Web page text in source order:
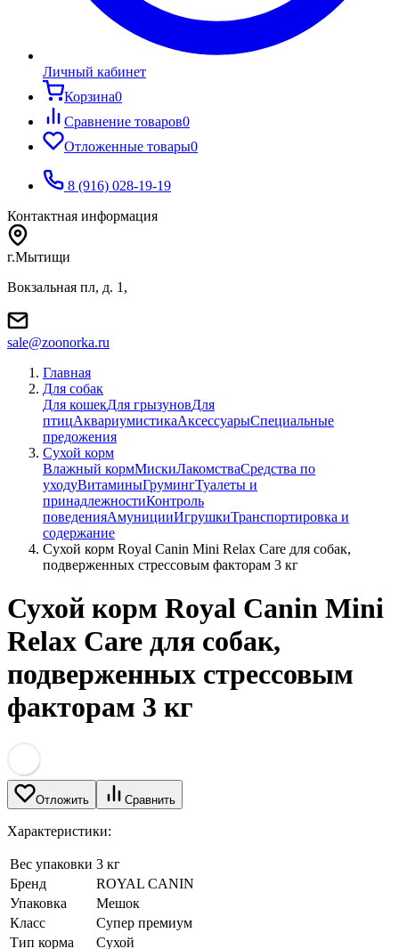
Личный кабинет
Корзина0
Сравнение товаров0
Отложенные товары0
8 (916) 028-19-19
Контактная информация
г.Мытищи
Вокзальная пл, д. 1,
sale@zoonorka.ru
Главная
Для собак
Для кошекДля грызуновДля
птицАквариумистикаАксессуарыСпециальные
предожения
Сухой корм
Влажный кормМискиЛакомстваСредства по
уходуВитаминыГрумингТуалеты и
принадлежностиКонтроль
поведенияАмуницииИгрушкиТранспортировка и
содержание
Сухой корм Royal Canin Mini Relax Care для собак,
подверженных стрессовым факторам 3 кг
Сухой корм Royal Canin Mini
Relax Care для собак,
подверженных стрессовым
факторам 3 кг
Отложить Сравнить
Характеристики:
Вес упаковки 3 кг
Бренд
ROYAL CANIN
Упаковка
Мешок
Класс
Супер премиум
Тип корма
Сухой